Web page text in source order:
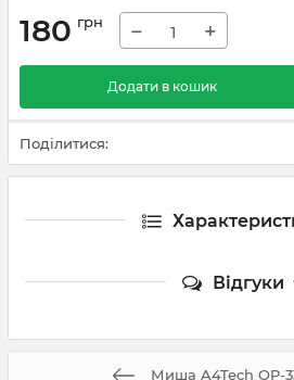
180 грн − +
Додати в кошик
Поділитися:
Відгуки
Миша A4Tech OP-